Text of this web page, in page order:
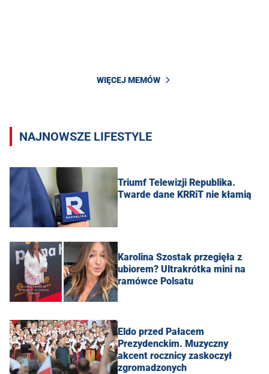
WIĘCEJ MEMÓW
NAJNOWSZE LIFESTYLE
Triumf Telewizji Republika.
Twarde dane KRRiT nie kłamią
Karolina Szostak przegięła z
ubiorem? Ultrakrótka mini na
ramówce Polsatu
Eldo przed Pałacem
Prezydenckim. Muzyczny
akcent rocznicy zaskoczył
zgromadzonych